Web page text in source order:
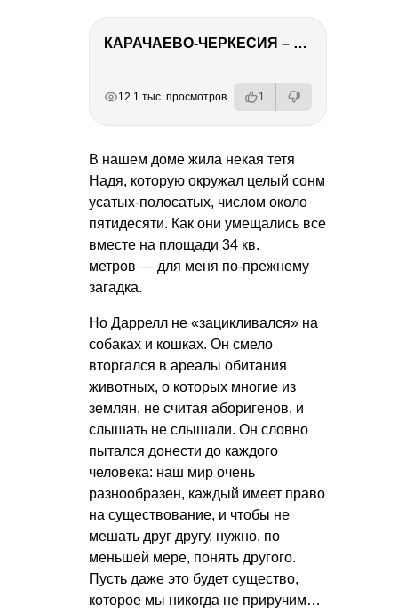
КАРАЧАЕВО-ЧЕРКЕСИЯ – ПУТЕШЕСТВИЕ НА КАВКАЗ часть 2
12.1 тыс. просмотров 1
В нашем доме жила некая тетя
Надя, которую окружал целый сонм
усатых-полосатых, числом около
пятидесяти. Как они умещались все
вместе на площади 34 кв.
метров — для меня по-прежнему
загадка.
Но Даррелл не «зацикливался» на
собаках и кошках. Он смело
вторгался в ареалы обитания
животных, о которых многие из
землян, не считая аборигенов, и
слышать не слышали. Он словно
пытался донести до каждого
человека: наш мир очень
разнообразен, каждый имеет право
на существование, и чтобы не
мешать друг другу, нужно, по
меньшей мере, понять другого.
Пусть даже это будет существо,
которое мы никогда не приручим…